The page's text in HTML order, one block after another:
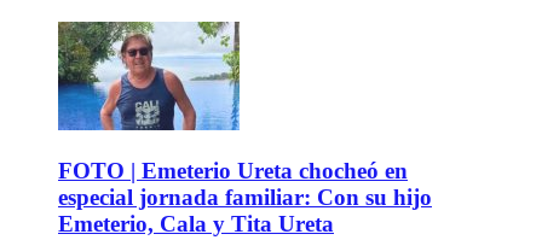
FOTO | Emeterio Ureta chocheó en
especial jornada familiar: Con su hijo
Emeterio, Cala y Tita Ureta